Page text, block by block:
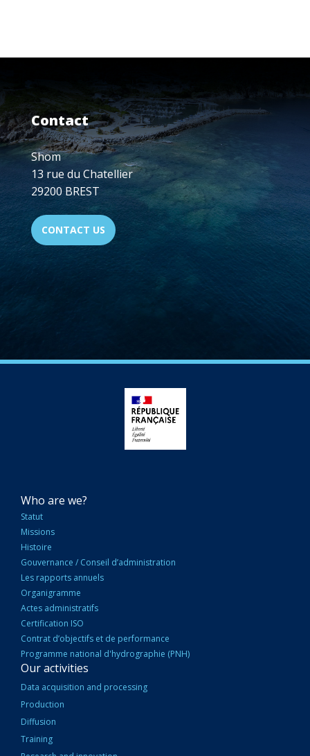
Contact
Shom
13 rue du Chatellier
29200 BREST
CONTACT US
NAVIGATION
PRINCIPALE
Who are we?
Statut
Missions
Histoire
Gouvernance / Conseil d’administration
Les rapports annuels
Organigramme
Actes administratifs
Certification ISO
Contrat d’objectifs et de performance
Programme national d'hydrographie (PNH)
Our activities
Data acquisition and processing
Production
Diffusion
Training